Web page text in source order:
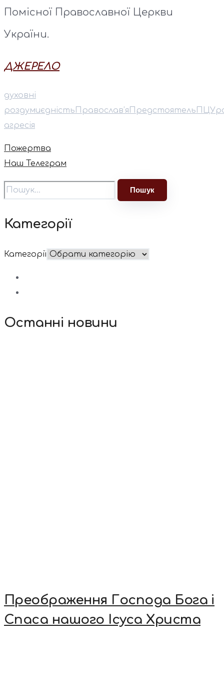
Помісної Православної Церкви
України.
ДЖЕРЕЛО
духовні
роздумиєдність Православ’я Предстоятель ПЦУ
агресія
Пожертва
Наш Телеграм
Категорії
Категорії
Останні новини
Преображення Господа Бога і
Спаса нашого Ісуса Христа